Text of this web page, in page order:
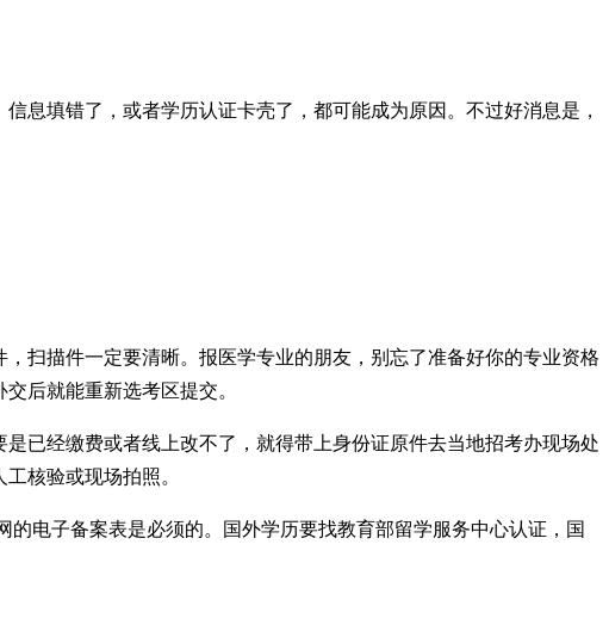
息填错了，或者学历认证卡壳了，都可能成为原因。不过好消息是，
扫描件一定要清晰。报医学专业的朋友，别忘了准备好你的专业资格
后就能重新选考区提交。
已经缴费或者线上改不了，就得带上身份证原件去当地招考办现场处
核验或现场拍照。
电子备案表是必须的。国外学历要找教育部留学服务中心认证，国